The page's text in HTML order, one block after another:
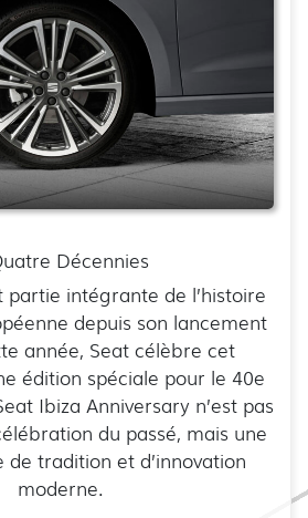
Décennies
partie intégrante de l’histoire
depuis son lancement
année, Seat célèbre cet
édition spéciale pour le 40e
Ibiza Anniversary n’est pas
du passé, mais une
tradition et d’innovation
moderne.